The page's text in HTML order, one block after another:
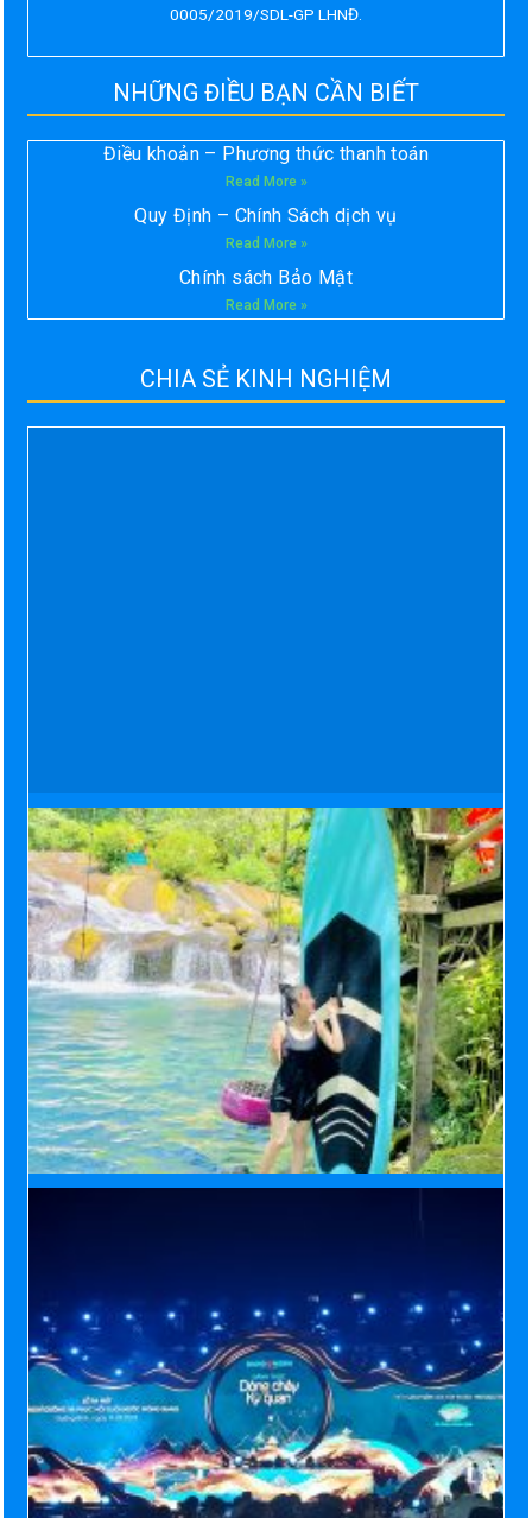
0005/2019/SDL-GP LHNĐ.
NHỮNG ĐIỀU BẠN CẦN BIẾT
Điều khoản – Phương thức thanh toán
Read More »
Quy Định – Chính Sách dịch vụ
Read More »
Chính sách Bảo Mật
Read More »
CHIA SẺ KINH NGHIỆM